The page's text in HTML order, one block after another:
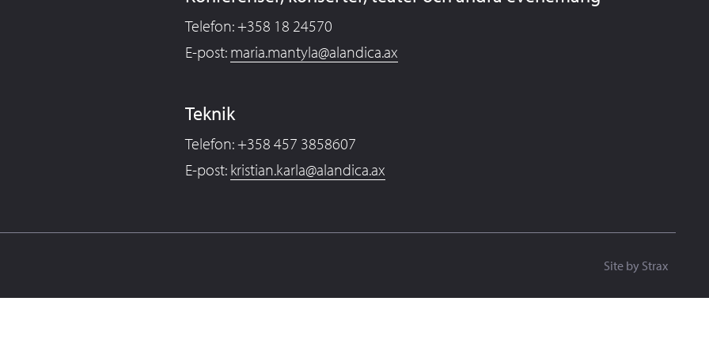
Telefon: +358 18 24570
E-post: maria.mantyla@alandica.ax
Teknik
Telefon: +358 457 3858607
E-post: kristian.karla@alandica.ax
Site by Strax